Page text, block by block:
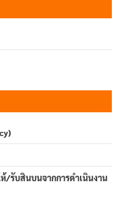
ห้/รับสินบนจากการดำเนินงาน